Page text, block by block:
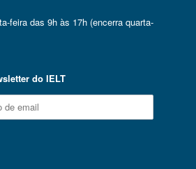
feira das 9h às 17h (encerra quarta-
do IELT